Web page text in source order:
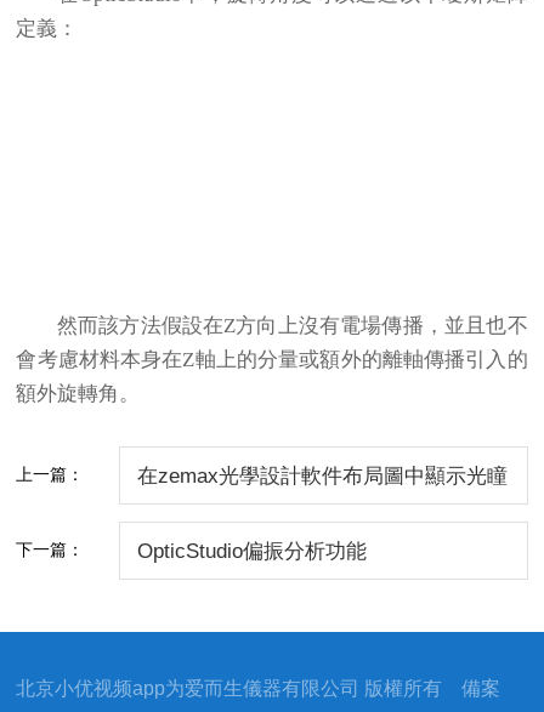
定義：
然而該方法假設在Z方向上沒有電場傳播，並且也不
會考慮材料本身在Z軸上的分量或額外的離軸傳播引入的
額外旋轉角。
上一篇： 在zemax光學設計軟件布局圖中顯示光瞳
下一篇： OpticStudio偏振分析功能
北京小优视频app为爱而生儀器有限公司 版權所有 備案